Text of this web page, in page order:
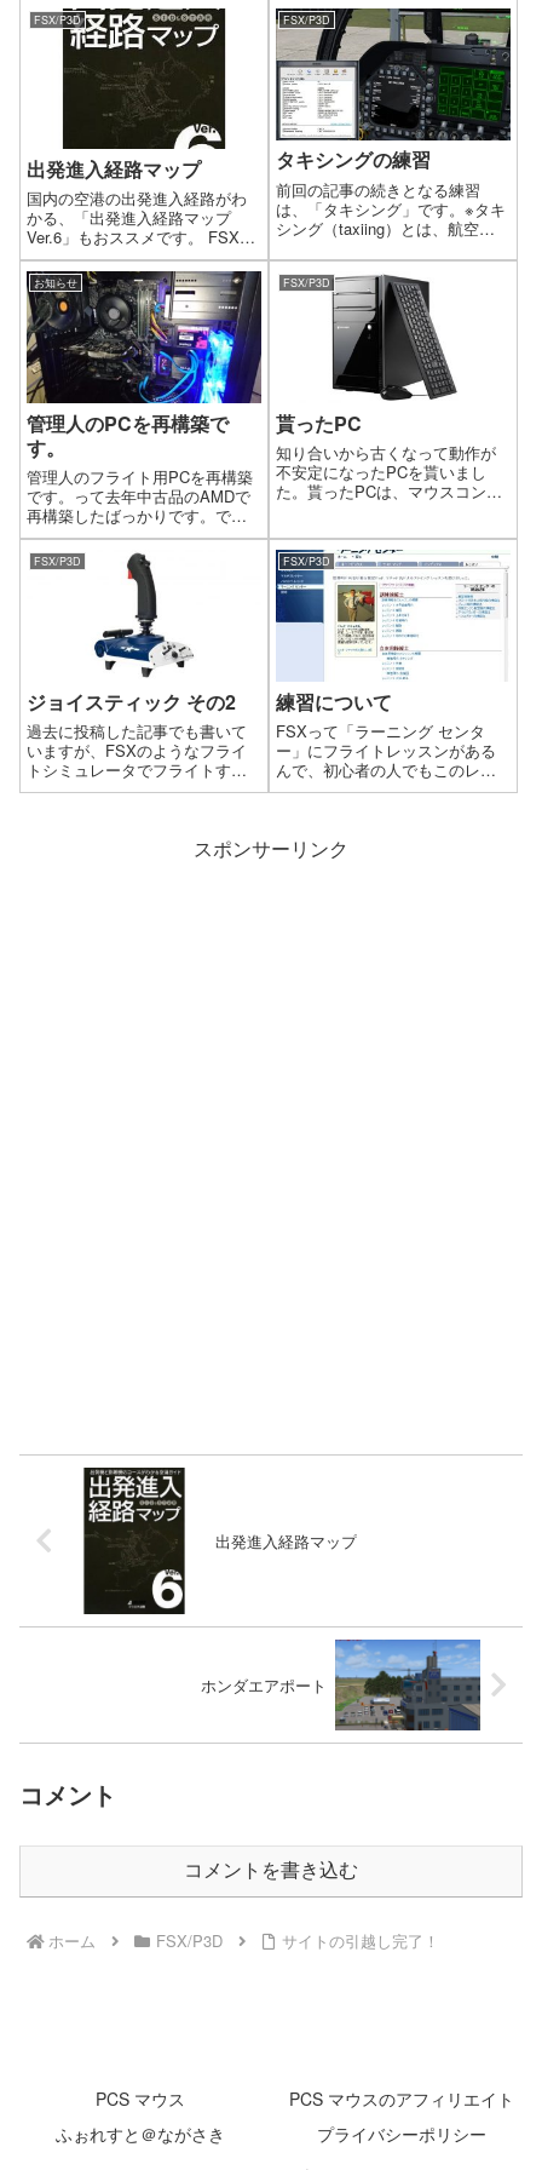
FSX/P3D
出発進入経路マップ
国内の空港の出発進入経路がわ
かる、「出発進入経路マップ
Ver.6」もおススメです。 FSXに
もフライトプラン作成ツールが
ありますが、フライトプランは
あくまで出発地から目的地まで
のルート設定です。もちろんシ
ミュレータなので、それでも何
の問題...
FSX/P3D
タキシングの練習
前回の記事の続きとなる練習
は、「タキシング」です。※タキ
シング（taxiing）とは、航空機
る地点から別の地点まで走行す
ること。
お知らせ
管理人のPCを再構築で
す。
管理人のフライト用PCを再構築
です。って去年中古品のAMDで
再構築したばっかりです。です
が、ちょうどAMD CPUとASUS
のマザーボードがセットで安く
なっていたので、思い切って購
入して再構築する事にしまし
た。Windows10だと、ハード...
FSX/P3D
貰ったPC
知り合いから古くなって動作が
不安定になったPCを貰いまし
た。貰ったPCは、マウスコンピ
役で使えます。
FSX/P3D
ジョイスティック その2
過去に投稿した記事でも書いて
いますが、FSXのようなフライ
トシミュレータでフライトする
ならジョイスティックがおスス
ましたが、残念ながら2つとも壊
れてしまいました。そこで、今
FSX/P3D
練習について
FSXって「ラーニング センタ
ー」にフライトレッスンがある
んで、初心者の人でもこのレッ
スンを受ければ大丈夫ですが、
す。
スポンサーリンク
出発進入経路マップ
ホンダエアポート
コメント
コメントを書き込む
ホーム FSX/P3D サイトの引越し完了！
PCS マウス
PCS マウスのアフィリエイト
ふぉれすと＠ながさき
プライバシーポリシー